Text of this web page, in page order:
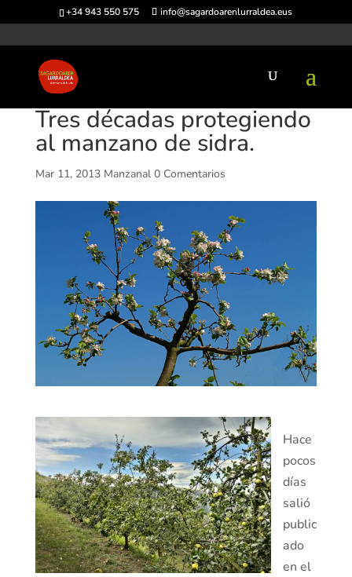
+34 943 550 575 info@sagardoarenlurraldea.eus
Tres décadas protegiendo
al manzano de sidra.
Mar 11, 2013 Manzanal 0 Comentarios
Hace
pocos
días
salió
public
ado
en el